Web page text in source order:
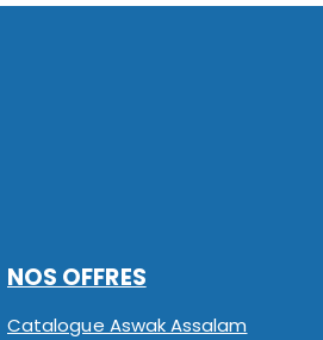
NOS OFFRES
Catalogue Aswak Assalam